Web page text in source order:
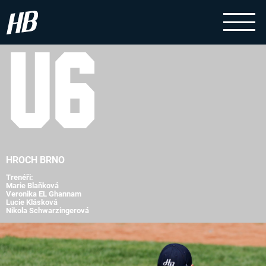
U6
HROCH BRNO
Trenéři:
Marie Blaňková
Veronika EL Ghannam
Lucie Klásková
Nikola Schwarzingerová